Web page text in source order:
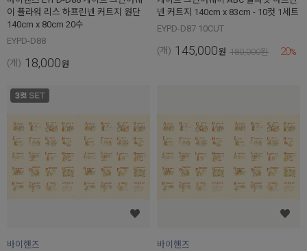
이 플라워 리스 하프린넨 커트지 원단
140cm x 80cm 20수
EYPD-D88
(개) 18,000원
넨 커트지 140cm x 83cm - 10컷 1세트
EYPD-D87 10CUT
(개) 145,000원 180,000원 20%
바이핸즈
바이핸즈